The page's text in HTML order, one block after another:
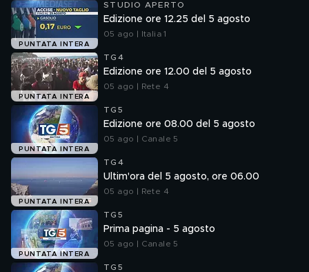
PUNTATA INTERA
STUDIO APERTO
Edizione ore 12.25 del 5 agosto
05 ago | Italia 1
PUNTATA INTERA
TG4
Edizione ore 12.00 del 5 agosto
05 ago | Rete 4
PUNTATA INTERA
TG5
Edizione ore 08.00 del 5 agosto
05 ago | Canale 5
PUNTATA INTERA
TG4
Ultim'ora del 5 agosto, ore 06.00
05 ago | Rete 4
PUNTATA INTERA
TG5
Prima pagina - 5 agosto
05 ago | Canale 5
TG5